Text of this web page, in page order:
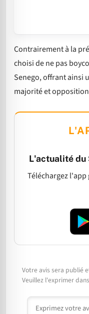
Contrairement à la
choisi de ne pas
Senego, offrant ainsi
majorité et
L'actualité du
Téléchargez
Votre avis sera publié
Veuillez l'exprimer
Commentaire